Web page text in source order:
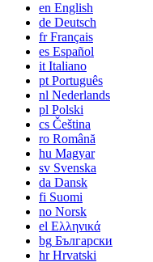
en English
de Deutsch
frFrançais
es Español
it Italiano
pt Português
nl Nederlands
pl Polski
cs Čeština
ro Română
hu Magyar
sv Svenska
da Dansk
fi Suomi
no Norsk
el Ελληνικά
bg Български
hrHrvatski